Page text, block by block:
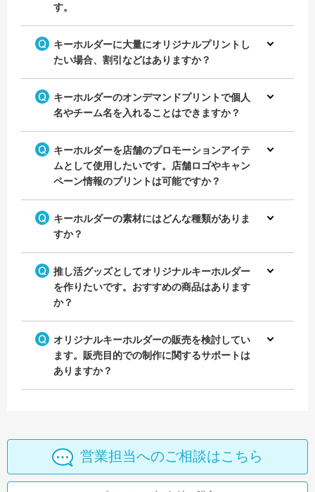
す。
キーホルダーに大量にオリジナルプリントし
たい場合、割引などはありますか？
キーホルダーのオンデマンドプリントで個人
名やチーム名を入れることはできますか？
キーホルダーを店舗のプロモーションアイテ
ムとして使用したいです。店舗ロゴやキャン
ペーン情報のプリントは可能ですか？
キーホルダーの素材にはどんな種類がありま
すか？
推し活グッズとしてオリジナルキーホルダー
を作りたいです。おすすめの商品はあります
か？
オリジナルキーホルダーの販売を検討してい
ます。販売目的での制作に関するサポートは
ありますか？
営業担当へのご相談はこちら